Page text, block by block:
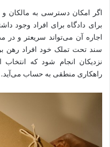
اگر امکان دسترسی به مالکان
برای دادگاه برای افراد وجود
اجاره آن می‌تواند سریعتر و در
سند تحت تملک خود افراد رهن
نزدیکان انجام شود که
راهکاری منطقی به حساب می‌آید.